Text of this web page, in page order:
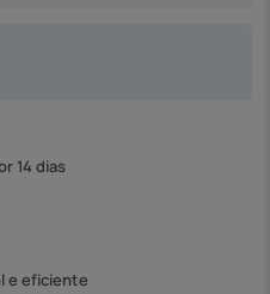
14 dias
e eficiente